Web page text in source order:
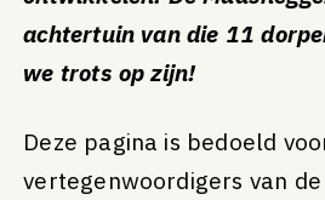
achtertuin van die 11
we trots op zijn!
Deze pagina is bedoeld
vertegenwoordigers van